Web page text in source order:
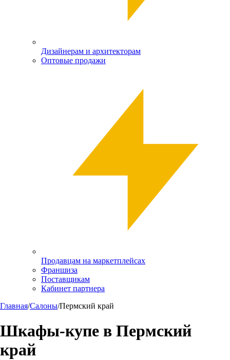
Дизайнерам и архитекторам
Оптовые продажи
Продавцам на маркетплейсах
Франшиза
Поставщикам
Кабинет партнера
Главная/Салоны/Пермский край
Шкафы-купе в Пермский
край